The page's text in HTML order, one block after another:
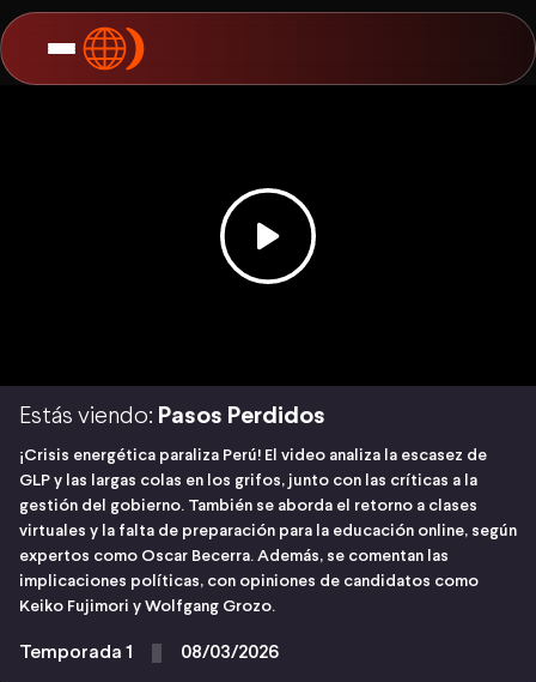
Estás viendo: Pasos Perdidos
¡Crisis energética paraliza Perú! El video analiza la escasez de
GLP y las largas colas en los grifos, junto con las críticas a la
gestión del gobierno. También se aborda el retorno a clases
virtuales y la falta de preparación para la educación online, según
expertos como Oscar Becerra. Además, se comentan las
implicaciones políticas, con opiniones de candidatos como
Keiko Fujimori y Wolfgang Grozo.
Temporada 1 08/03/2026